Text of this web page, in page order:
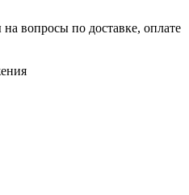
вопросы по доставке, оплате